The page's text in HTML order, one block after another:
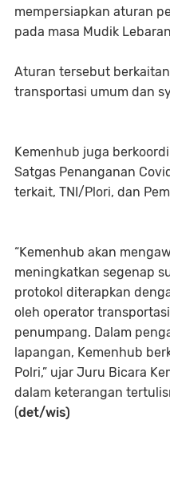
mempersiapkan aturan
pada masa Mudik
Aturan tersebut
transportasi umum dan
Kemenhub juga
Satgas Penanganan
terkait, TNI/Plori, dan
“Kemenhub akan
meningkatkan segenap
protokol diterapkan
oleh operator
penumpang. Dalam
lapangan, Kemenhub
Polri,” ujar Juru Bicara
dalam keterangan
(det/wis)